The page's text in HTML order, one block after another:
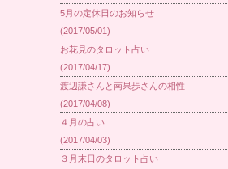
5月の定休日のお知らせ
(2017/05/01)
お花見のタロット占い
(2017/04/17)
渡辺謙さんと南果歩さんの相性
(2017/04/08)
４月の占い
(2017/04/03)
３月末日のタロット占い